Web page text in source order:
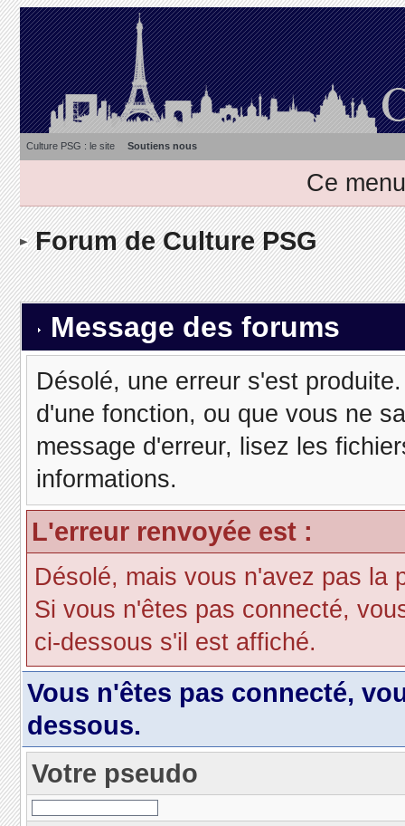
Culture PSG : le site Soutiens nous
Ce
Forum de Culture PSG
Message des forums
Désolé, une erreur s'est
d'une fonction, ou que vous ne
message d'erreur, lisez les
informations.
L'erreur renvoyée est :
Désolé, mais vous n'avez pas la
Si vous n'êtes pas connecté,
ci-dessous s'il est affiché.
Vous n'êtes pas connecté,
dessous.
Votre pseudo